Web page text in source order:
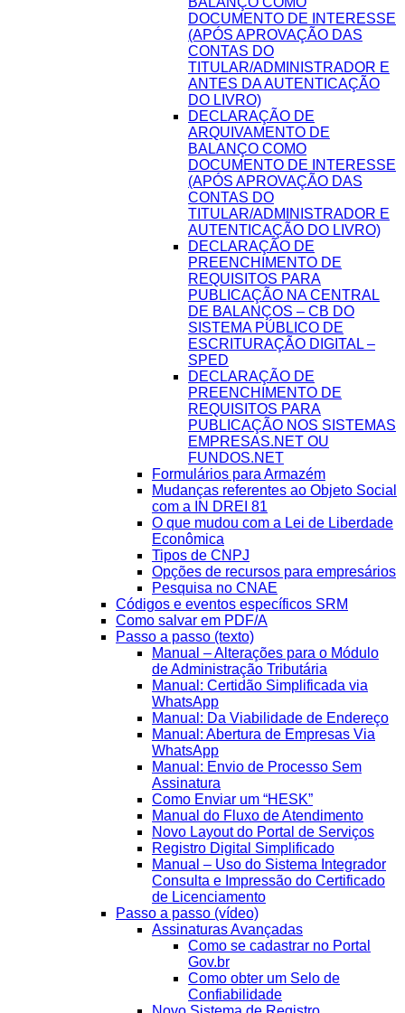
DOCUMENTO DE INTERESSE
(APÓS APROVAÇÃO DAS
CONTAS DO
TITULAR/ADMINISTRADOR E
ANTES DA AUTENTICAÇÃO
DO LIVRO)
DECLARAÇÃO DE
ARQUIVAMENTO DE
BALANÇO COMO
DOCUMENTO DE INTERESSE
(APÓS APROVAÇÃO DAS
CONTAS DO
TITULAR/ADMINISTRADOR E
AUTENTICAÇÃO DO LIVRO)
DECLARAÇÃO DE
PREENCHIMENTO DE
REQUISITOS PARA
PUBLICAÇÃO NA CENTRAL
DE BALANÇOS – CB DO
SISTEMA PÚBLICO DE
ESCRITURAÇÃO DIGITAL –
SPED
DECLARAÇÃO DE
PREENCHIMENTO DE
REQUISITOS PARA
PUBLICAÇÃO NOS SISTEMAS
EMPRESAS.NET OU
FUNDOS.NET
Formulários para Armazém
Mudanças referentes ao Objeto Social
com a IN DREI 81
O que mudou com a Lei de Liberdade
Econômica
Tipos de CNPJ
Opções de recursos para empresários
Pesquisa no CNAE
Códigos e eventos específicos SRM
Como salvar em PDF/A
Passo a passo (texto)
Manual – Alterações para o Módulo
de Administração Tributária
Manual: Certidão Simplificada via
WhatsApp
Manual: Da Viabilidade de Endereço
Manual: Abertura de Empresas Via
WhatsApp
Manual: Envio de Processo Sem
Assinatura
Como Enviar um “HESK”
Manual do Fluxo de Atendimento
Novo Layout do Portal de Serviços
Registro Digital Simplificado
Manual – Uso do Sistema Integrador
Consulta e Impressão do Certificado
de Licenciamento
Passo a passo (vídeo)
Assinaturas Avançadas
Como se cadastrar no Portal
Gov.br
Como obter um Selo de
Confiabilidade